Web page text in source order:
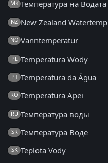
MK Температура на Водата
NZ New Zealand Watertemp
NO Vanntemperatur
PL Temperatura Wody
PT Temperatura da Água
RO Temperatura Apei
RU Температура воды
SR Температура Воде
SK Teplota Vody